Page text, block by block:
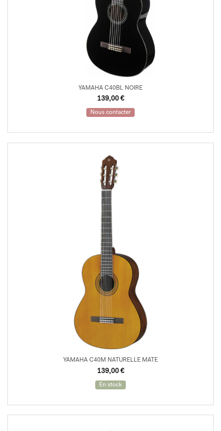
YAMAHA C40BL NOIRE
139,00 €
Nous contacter
YAMAHA C40M NATURELLE MATE
139,00 €
En stock